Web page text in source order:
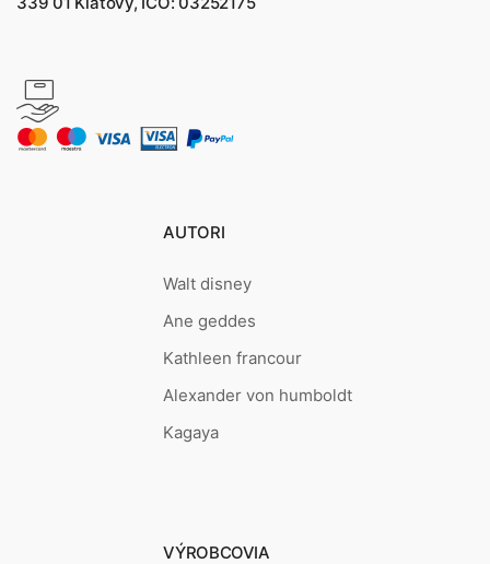
AUTORI
Walt disney
Ane geddes
Kathleen francour
Alexander von humboldt
Kagaya
VÝROBCOVIA